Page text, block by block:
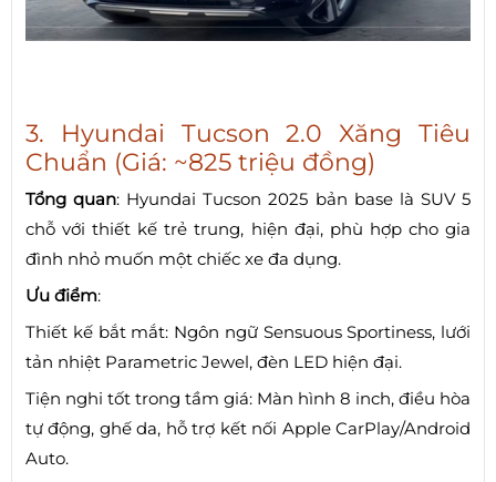
3. Hyundai Tucson 2.0 Xăng Tiêu
Chuẩn (Giá: ~825 triệu đồng)
Tổng quan: Hyundai Tucson 2025 bản base là SUV 5
chỗ với thiết kế trẻ trung, hiện đại, phù hợp cho gia
đình nhỏ muốn một chiếc xe đa dụng.
Ưu điểm:
Thiết kế bắt mắt: Ngôn ngữ Sensuous Sportiness, lưới
tản nhiệt Parametric Jewel, đèn LED hiện đại.
Tiện nghi tốt trong tầm giá: Màn hình 8 inch, điều hòa
tự động, ghế da, hỗ trợ kết nối Apple CarPlay/Android
Auto.